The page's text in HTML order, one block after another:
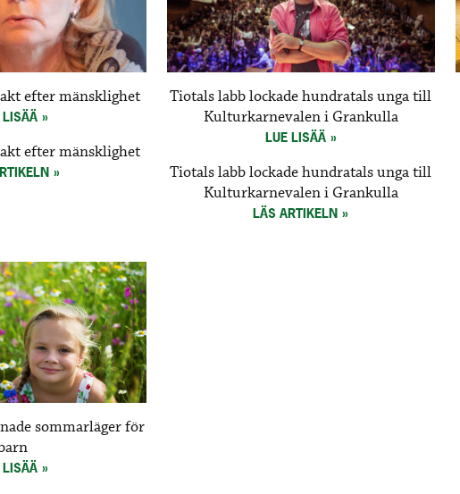
efter mänsklighet
LISÄÄ
efter mänsklighet
Tiotals labb lockade hundratals unga till
Kulturkarnevalen i Grankulla
LUE LISÄÄ
Tiotals labb lockade hundratals unga till
Kulturkarnevalen i Grankulla
LÄS ARTIKELN
sommarläger för
LISÄÄ